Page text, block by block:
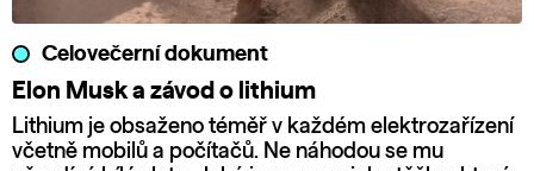
Celovečerní dokument
Elon Musk a závod o lithium
Lithium je obsaženo téměř v každém elektrozařízení
včetně mobilů a počítačů. Ne náhodou se mu